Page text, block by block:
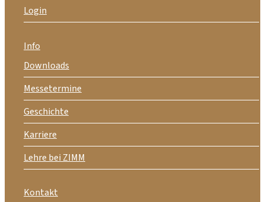
Login
Info
Downloads
Messetermine
Geschichte
Karriere
Lehre bei ZIMM
Kontakt